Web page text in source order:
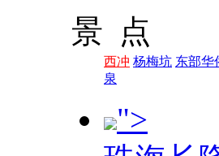
景 点
西冲 杨梅坑 东部华
泉
">